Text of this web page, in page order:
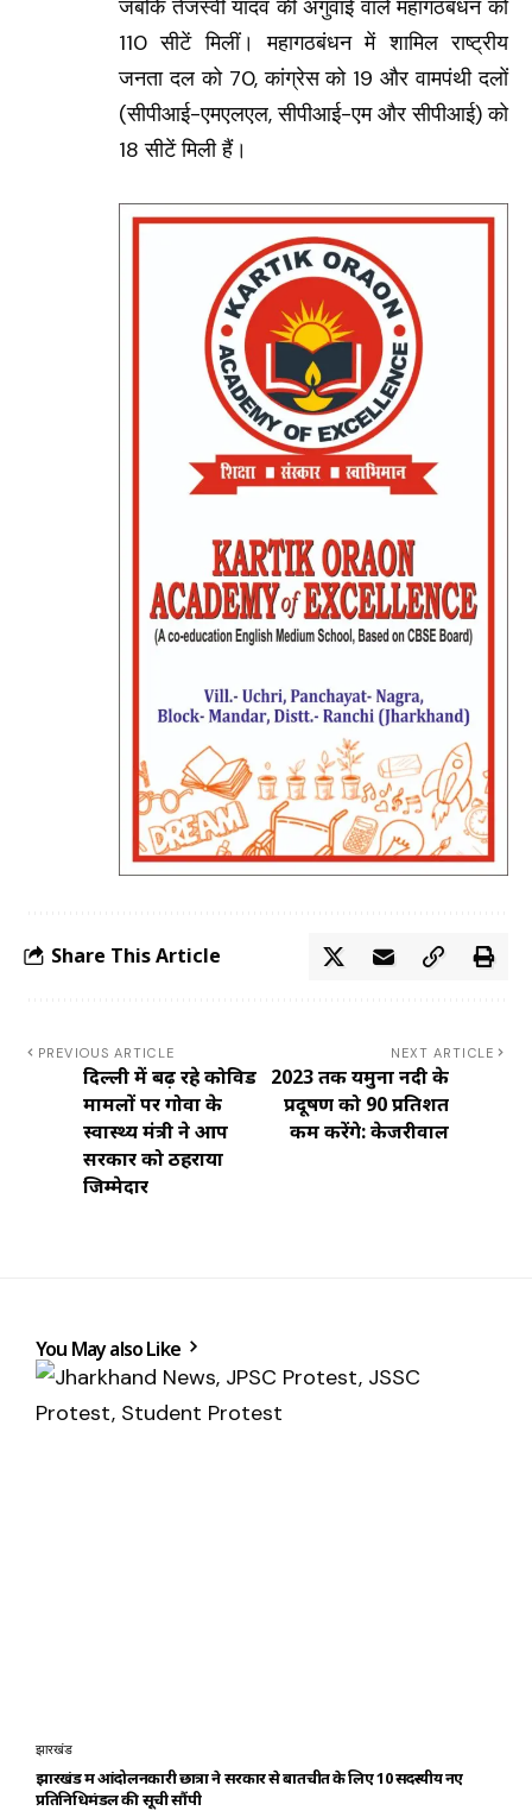
जबकि तेजस्वी यादव की अगुवाई वाले महागठबंधन को
110 सीटें मिलीं। महागठबंधन में शामिल राष्ट्रीय
जनता दल को 70, कांग्रेस को 19 और वामपंथी दलों
(सीपीआई-एमएलएल, सीपीआई-एम और सीपीआई) को
18 सीटें मिली हैं।
Share This Article
PREVIOUS ARTICLE
दिल्ली में बढ़ रहे कोविड
मामलों पर गोवा के
स्वास्थ्य मंत्री ने आप
सरकार को ठहराया
जिम्मेदार
NEXT ARTICLE
2023 तक यमुना नदी के
प्रदूषण को 90 प्रतिशत
कम करेंगे: केजरीवाल
You May also Like
झारखंड
झारखंड में आंदोलनकारी छात्रों ने सरकार से बातचीत के लिए 10 सदस्यीय नए
प्रतिनिधिमंडल की सूची सौंपी